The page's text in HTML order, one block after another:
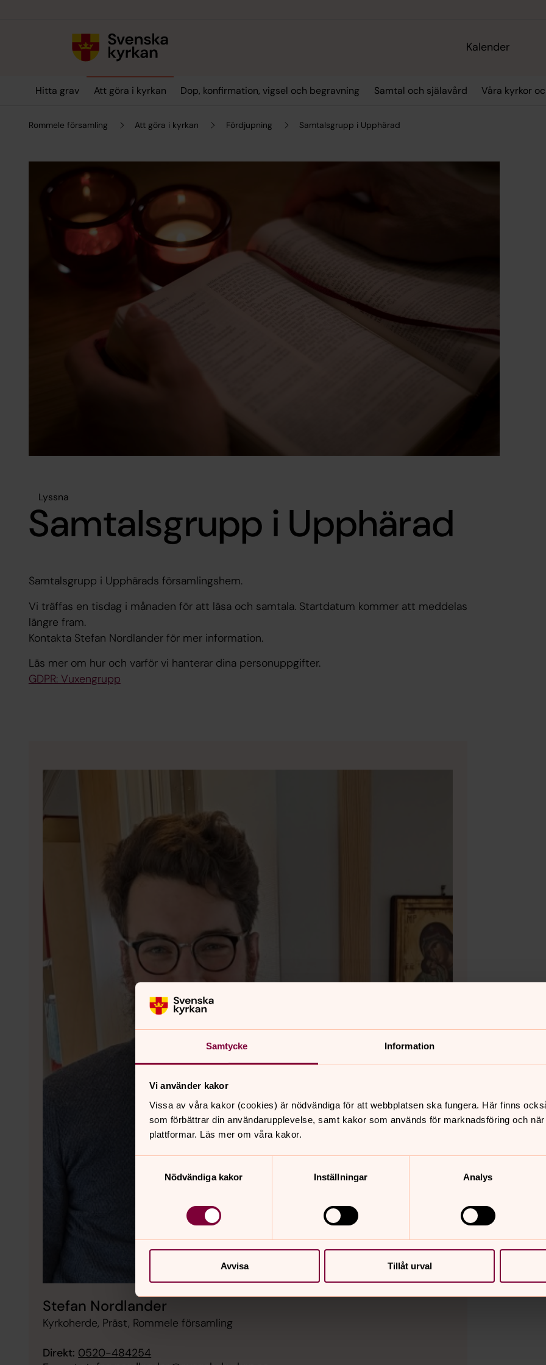
Samtycke Information
Vi använder kakor
Vissa av våra kakor (cookies) är nödvändiga för att webbplatsen ska fungera. Här finns
som förbättrar din användarupplevelse, samt kakor som används för marknadsföring och
plattformar. Läs mer om våra kakor.
Nödvändiga kakor
Inställningar Analys
Avvisa Tillåt urval
Kalender
Hitta grav Att göra i kyrkan Dop, konfirmation, vigsel och begravning Samtal och själavård Våra kyrkor
Rommele församling Att göra i kyrkan Fördjupning Samtalsgrupp i Upphärad
Lyssna
Samtalsgrupp i Upphärad
Samtalsgrupp i Upphärads församlingshem.
Vi träffas en tisdag i månaden för att läsa och samtala. Startdatum kommer att meddelas
längre fram.
Kontakta Stefan Nordlander för mer information.
Läs mer om hur och varför vi hanterar dina personuppgifter.
GDPR: Vuxengrupp
Stefan Nordlander
Kyrkoherde, Präst, Rommele församling
Direkt: 0520-484254